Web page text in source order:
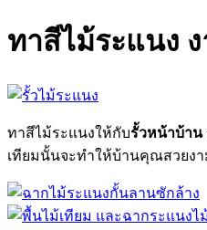
ทาสีไม้ระแนง
ทาสีไม้ระแนงให้กับรั้วหน้าบ้าน
เทียมนั้นจะทำให้บ้านคุณสวยงา